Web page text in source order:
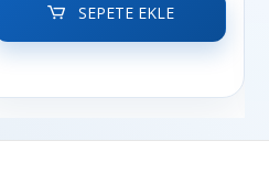
SEPETE EKLE